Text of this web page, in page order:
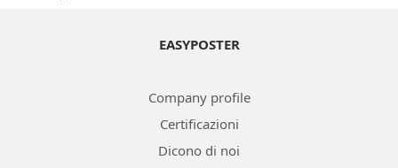
EASYPOSTER
Company profile
Certificazioni
Dicono di noi